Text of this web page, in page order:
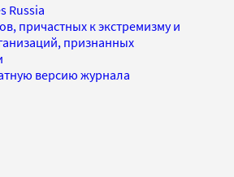
Russia
причастных к экстремизму и
признанных
версию журнала